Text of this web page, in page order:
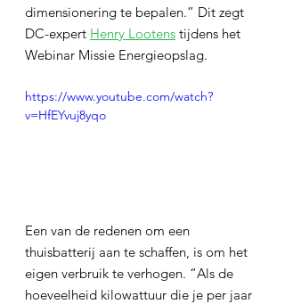
dimensionering te bepalen.” Dit zegt
DC-expert Henry Lootens tijdens het
Webinar Missie Energieopslag.
https://www.youtube.com/watch?
v=HfEYvuj8yqo
Een van de redenen om een
thuisbatterij aan te schaffen, is om het
eigen verbruik te verhogen. “Als de
hoeveelheid kilowattuur die je per jaar